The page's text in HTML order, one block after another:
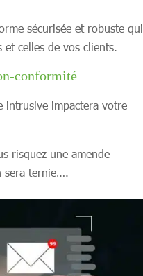
sécurisée et robuste qui
celles de vos clients.
conformité
intrusive impactera votre
risquez une amende
ternie….